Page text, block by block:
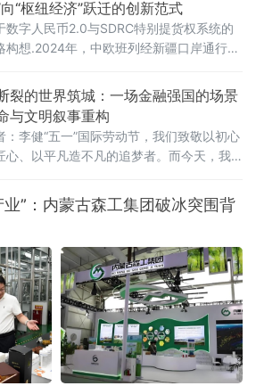
前经济学界
“枢纽经济”跃迁的创新范式
数字人民币2.0与SDRC特别提货权系统的
构想.2024年，中欧班列经新疆口岸通行
三分之一。然而，这些钢铁巨龙每日穿行
，留给新疆的仅是换装费、仓储费和司机
盒盒饭钱。货物呼啸而去，结算在沿海完
资金不沉淀，产业不集聚，人才不回流
是新疆口岸“过货大、增加值小”的结构性
裂的世界筑城：一场金融强国的场景
与文明叙事重构
：李健“五一”国际劳动节，我们致敬以初心
心、以平凡造不凡的追梦者。而今天，我
并在裂缝中寻找那一束属于中国的筑城之
”：内蒙古森工集团破冰突围背